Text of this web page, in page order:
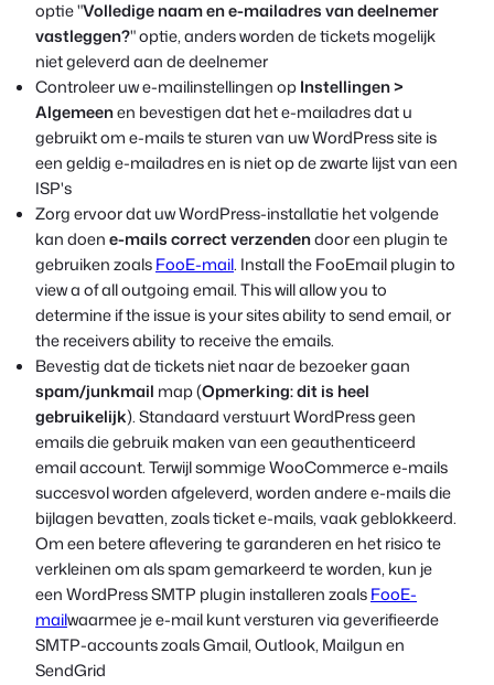
optie "Volledige naam en e-mailadres van deelnemer
vastleggen?" optie, anders worden de tickets mogelijk
niet geleverd aan de deelnemer
Controleer uw e-mailinstellingen opInstellingen >
Algemeenen bevestigen dat het e-mailadres dat u
gebruikt om e-mails te sturen van uw WordPress site is
een geldig e-mailadres en is niet op de zwarte lijst van een
ISP's
Zorg ervoor dat uw WordPress-installatie het volgende
kan doene-mails correct verzendendoor een plugin te
gebruiken zoalsFooE-mail. Install the FooEmail plugin to
view a of all outgoing email. This will allow you to
determine if the issue is your sites ability to send email, or
the receivers ability to receive the emails.
Bevestig dat de tickets niet naar de bezoeker gaan
spam/junkmail map (Opmerking: dit is heel
gebruikelijk). Standaard verstuurt WordPress geen
emails die gebruik maken van een geauthenticeerd
email account. Terwijl sommige WooCommerce e-mails
succesvol worden afgeleverd, worden andere e-mails die
bijlagen bevatten, zoals ticket e-mails, vaak geblokkeerd.
Om een betere aflevering te garanderen en het risico te
verkleinen om als spam gemarkeerd te worden, kun je
een WordPress SMTP plugin installeren zoalsFooE-
mailwaarmee je e-mail kunt versturen via geverifieerde
SMTP-accounts zoals Gmail, Outlook, Mailgun en
SendGrid